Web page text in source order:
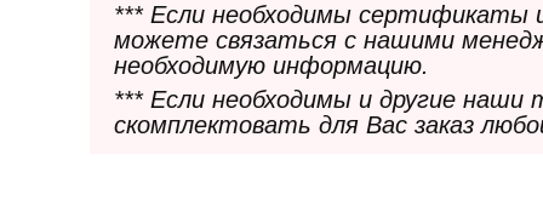
*** Если необходимы сертификаты
можете связаться с нашими
необходимую информацию.
*** Если необходимы и другие
скомплектовать для Вас заказ